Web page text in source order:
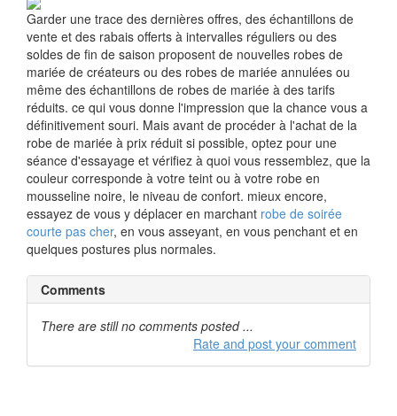
Garder une trace des dernières offres, des échantillons de
vente et des rabais offerts à intervalles réguliers ou des
soldes de fin de saison proposent de nouvelles robes de
mariée de créateurs ou des robes de mariée annulées ou
même des échantillons de robes de mariée à des tarifs
réduits. ce qui vous donne l'impression que la chance vous a
définitivement souri. Mais avant de procéder à l'achat de la
robe de mariée à prix réduit si possible, optez pour une
séance d'essayage et vérifiez à quoi vous ressemblez, que la
couleur corresponde à votre teint ou à votre robe en
mousseline noire, le niveau de confort. mieux encore,
essayez de vous y déplacer en marchant robe de soirée
courte pas cher, en vous asseyant, en vous penchant et en
quelques postures plus normales.
Comments
There are still no comments posted ...
Rate and post your comment